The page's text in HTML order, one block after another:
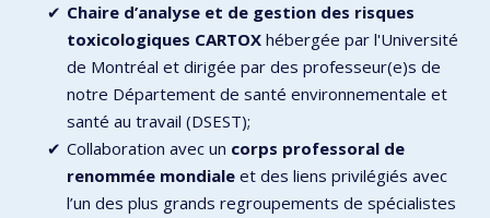
Chaire d’analyse et de gestion des risques
toxicologiques CARTOX hébergée par l'Université
de Montréal et dirigée par des professeur(e)s de
notre Département de santé environnementale et
santé au travail (DSEST);
Collaboration avec un corps professoral de
renommée mondiale et des liens privilégiés avec
l’un des plus grands regroupements de spécialistes